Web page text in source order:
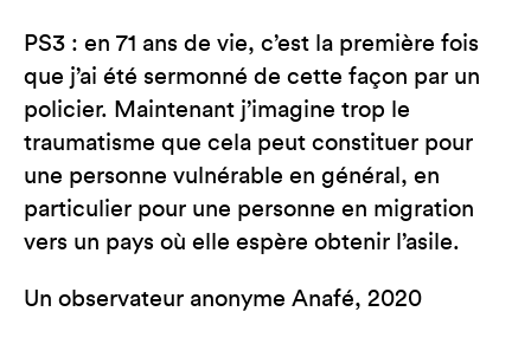
PS3 : en 71 ans de vie, c’est la première fois
que j’ai été sermonné de cette façon par un
policier. Maintenant j’imagine trop le
traumatisme que cela peut constituer pour
une personne vulnérable en général, en
particulier pour une personne en migration
vers un pays où elle espère obtenir l’asile.
Un observateur anonyme Anafé, 2020